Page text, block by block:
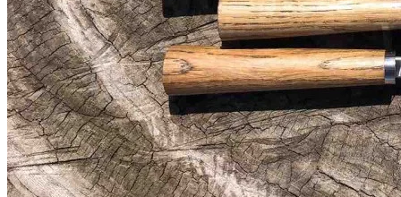
набор шампуров ручной работы